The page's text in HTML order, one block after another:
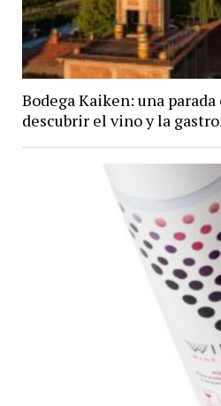
Bodega Kaiken: una
descubrir el vino y la